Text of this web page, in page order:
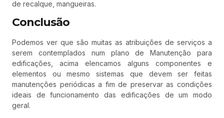
de recalque, mangueiras.
Conclusão
Podemos ver que são muitas as atribuições de serviços a
serem contemplados num plano de Manutenção para
edificações, acima elencamos alguns componentes e
elementos ou mesmo sistemas que devem ser feitas
manutenções periódicas a fim de preservar as condições
ideais de funcionamento das edificações de um modo
geral.